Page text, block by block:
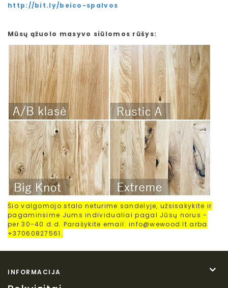
http://bit.ly/beico-spalvos
Mūsų ąžuolo masyvo siūlomos rūšys:
Šio valgomojo stalo neturime sandėlyje, užsisakykite ir
pagaminsime Jums individualiai pagal Jūsų norus -
per 30-40 d.d. Parašykite email: info@wewood.lt arba
+37060827561.
INFORMACIJA